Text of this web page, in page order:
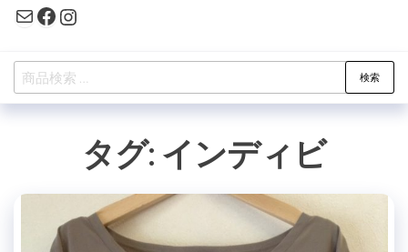
プ
MailFacebook
Instagram
検
索
検索
タグ: インディビ